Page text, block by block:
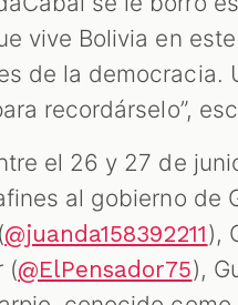
vive Bolivia en
de la democracia.
recordárselo”,
el 26 y 27 de
al gobierno de
@juanda158392211),
(@ElPensador75),